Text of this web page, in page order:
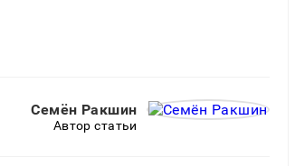
Семён Ракшин
Автор статьи